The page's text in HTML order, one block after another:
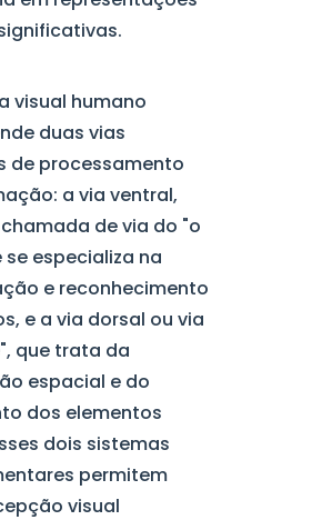
visual humano
duas vias
de processamento
a via ventral,
de via do "o
se especializa na
e reconhecimento
e a via dorsal ou via
que trata da
espacial e do
dos elementos
dois sistemas
permitem
visual